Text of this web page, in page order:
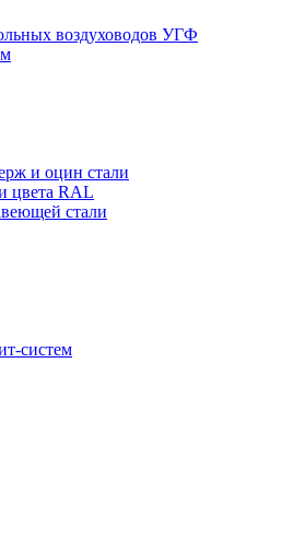
воздуховодов УГФ
и оцин стали
цвета RAL
стали
систем